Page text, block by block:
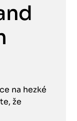
na hezké
že